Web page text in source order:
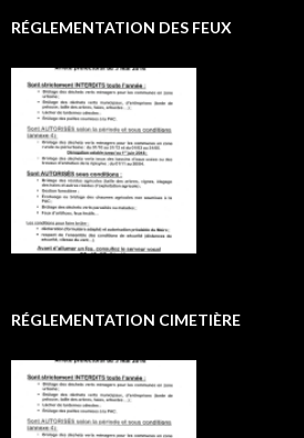
RÉGLEMENTATION DES FEUX
RÉGLEMENTATION CIMETIÈRE